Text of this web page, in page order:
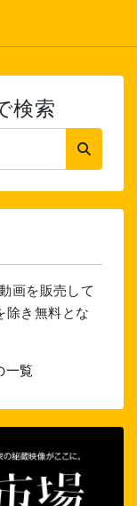
検索
画を販売して
除き無料とな
一覧